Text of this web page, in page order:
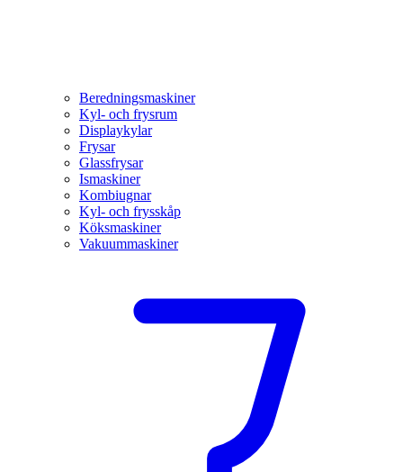
Beredningsmaskiner
Kyl- och frysrum
Displaykylar
Frysar
Glassfrysar
Ismaskiner
Kombiugnar
Kyl- och frysskåp
Köksmaskiner
Vakuummaskiner